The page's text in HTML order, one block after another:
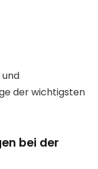
der wichtigsten
bei der